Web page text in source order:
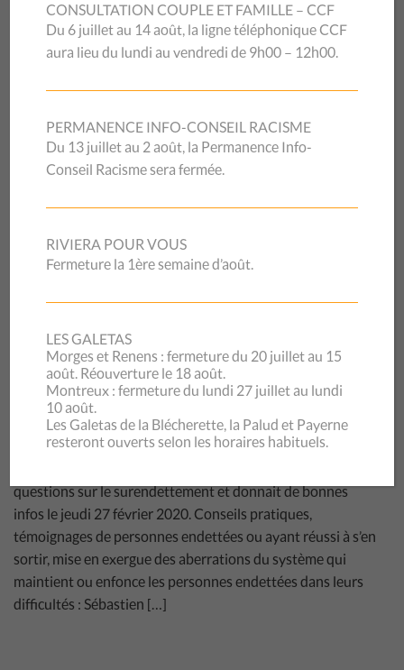
27/02/2020
bonnes infos à « on en
parle » de la rts
questions sur le surendettement et donnait de bonnes
infos le jeudi 27 février 2020. Conseils pratiques,
témoignages de personnes endettées ou ayant réussi à s’en
sortir, mise en exergue des aberrations du système qui
maintient ou enfonce les personnes endettées dans leurs
difficultés : Sébastien […]
CONSULTATION COUPLE ET FAMILLE – CCF
Du 6 juillet au 14 août, la ligne téléphonique CCF
aura lieu du lundi au vendredi de 9h00 – 12h00.
PERMANENCE INFO-CONSEIL RACISME
Du 13 juillet au 2 août, la Permanence Info-
Conseil Racisme sera fermée.
RIVIERA POUR VOUS
Fermeture la 1ère semaine d’août.
LES GALETAS
Morges et Renens : fermeture du 20 juillet au 15
août. Réouverture le 18 août.
Montreux : fermeture du lundi 27 juillet au lundi
10 août.
Les Galetas de la Blécherette, la Palud et Payerne
resteront ouverts selon les horaires habituels.